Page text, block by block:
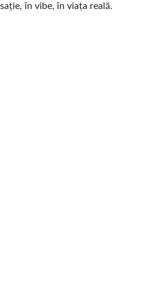
în vibe, în viața reală.